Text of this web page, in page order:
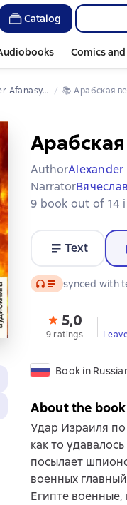
Catalog
Comics
Afanasyev 📚 Арабская
Author
Narrator
9 book out of 14
Text
Audio synced with
5,0
9 ratings
Book in
About the book
Удар Израиля
как то
посылает
военных
Египте